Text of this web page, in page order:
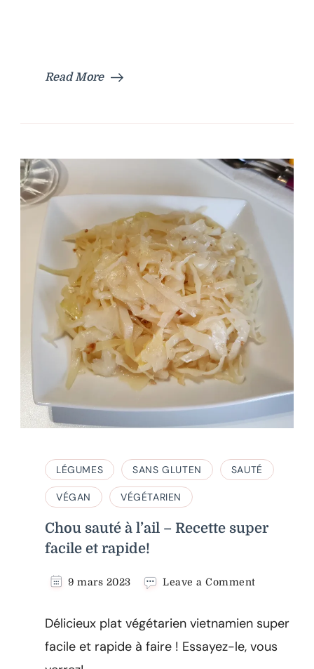
Read More
LÉGUMES SANS GLUTEN SAUTÉ
VÉGAN VÉGÉTARIEN
Chou sauté à l’ail – Recette super
facile et rapide!
9 mars 2023 Leave a Commenton
à
–
Délicieux plat végétarien vietnamien super
facile et rapide à faire ! Essayez-le, vous